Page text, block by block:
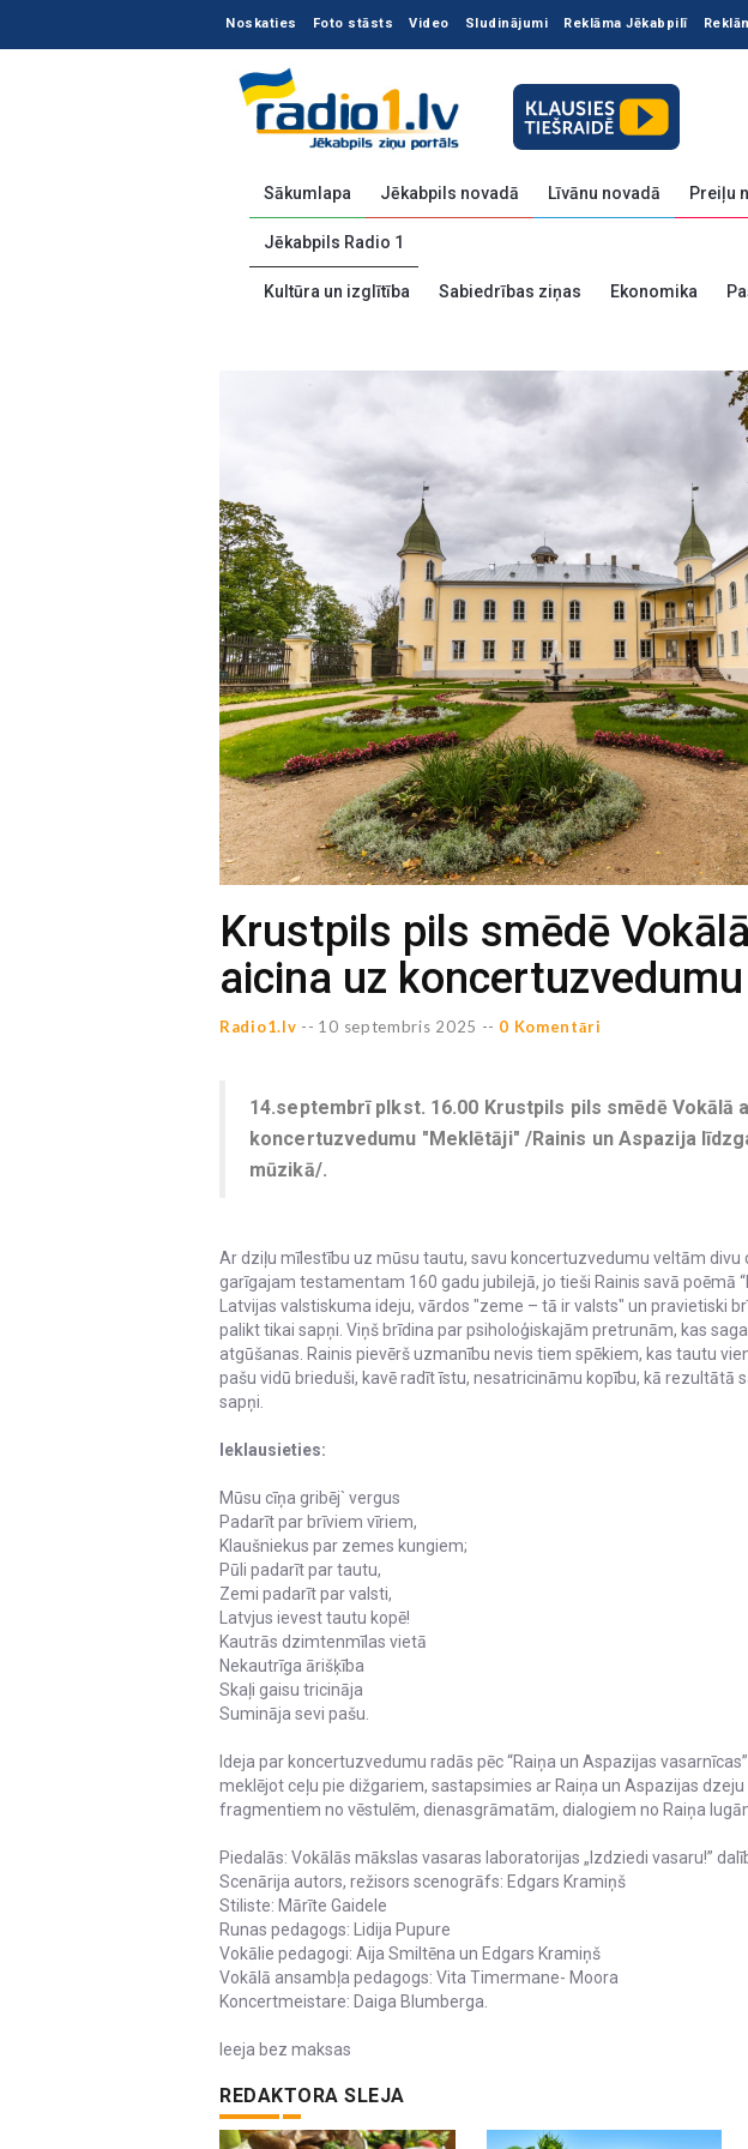
Noskaties Foto stāsts Video Sludinājumi Reklāma Jēkabpilī
Sākumlapa Jēkabpils novadā Līvānu novadā Preiļu
Jēkabpils Radio 1
Kultūra un izglītība Sabiedrības ziņas Ekonomika
Krustpils pils smēdē
aicina uz
Radio1.lv -- 10 septembris 2025 -- 0 Komentāri
14.septembrī plkst. 16.00 Krustpils pils smēdē Vokālā
koncertuzvedumu "Meklētāji" /Rainis un Aspazija
mūzikā/.
Ar dziļu mīlestību uz mūsu tautu, savu koncertuzvedumu veltām divu
garīgajam testamentam 160 gadu jubilejā, jo tieši Rainis savā poēmā
Latvijas valstiskuma ideju, vārdos "zeme – tā ir valsts" un pravietiski
palikt tikai sapņi. Viņš brīdina par psiholoģiskajām pretrunām, kas
atgūšanas. Rainis pievērš uzmanību nevis tiem spēkiem, kas tautu
pašu vidū brieduši, kavē radīt īstu, nesatricināmu kopību, kā rezultātā
sapņi.
Ieklausieties:
Mūsu cīņa gribēj` vergus
Padarīt par brīviem vīriem,
Klaušniekus par zemes kungiem;
Pūli padarīt par tautu,
Zemi padarīt par valsti,
Latvjus ievest tautu kopē!
Kautrās dzimtenmīlas vietā
Nekautrīga ārišķība
Skaļi gaisu tricināja
Sumināja sevi pašu.
Ideja par koncertuzvedumu radās pēc “Raiņa un Aspazijas
meklējot ceļu pie dižgariem, sastapsimies ar Raiņa un Aspazijas
fragmentiem no vēstulēm, dienasgrāmatām, dialogiem no Raiņa
Piedalās: Vokālās mākslas vasaras laboratorijas „Izdziedi vasaru!”
Scenārija autors, režisors scenogrāfs: Edgars Kramiņš
Stiliste: Mārīte Gaidele
Runas pedagogs: Lidija Pupure
Vokālie pedagogi: Aija Smiltēna un Edgars Kramiņš
Vokālā ansambļa pedagogs: Vita Timermane- Moora
Koncertmeistare: Daiga Blumberga.
Ieeja bez maksas
REDAKTORA SLEJA